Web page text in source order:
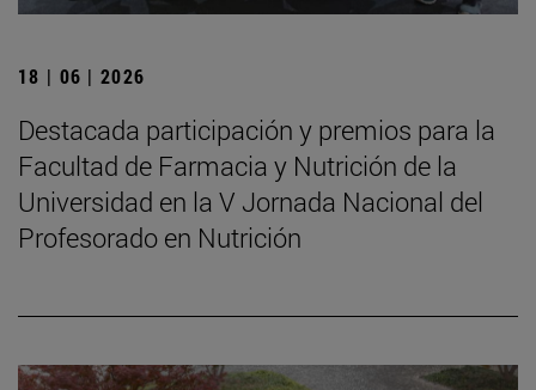
18 | 06 | 2026
Destacada participación y premios para la
Facultad de Farmacia y Nutrición de la
Universidad en la V Jornada Nacional del
Profesorado en Nutrición